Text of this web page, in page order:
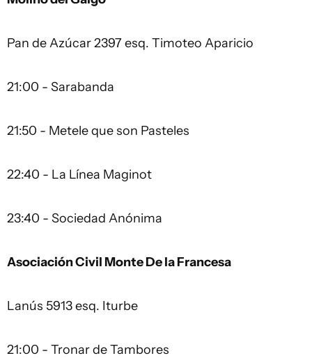
Pan de Azúcar 2397 esq. Timoteo Aparicio
21:00 - Sarabanda
21:50 - Metele que son Pasteles
22:40 - La Línea Maginot
23:40 - Sociedad Anónima
Asociación Civil Monte De la Francesa
Lanús 5913 esq. Iturbe
21:00 - Tronar de Tambores